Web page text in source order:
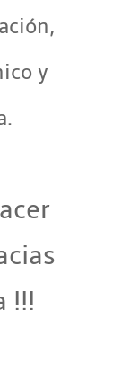
y
!!!